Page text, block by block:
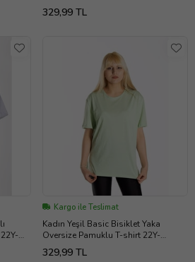
Beyaz
329,99 TL
Kargo ile Teslimat
Kadın Yeşil Basic Bisiklet Yaka
Oversize Pamuklu T-shirt 22Y-
3400761-K1
329,99 TL